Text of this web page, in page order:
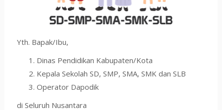
Yth. Bapak/Ibu,
Dinas Pendidikan Kabupaten/Kota
Kepala Sekolah SD, SMP, SMA, SMK dan SLB
Operator Dapodik
di Seluruh Nusantara